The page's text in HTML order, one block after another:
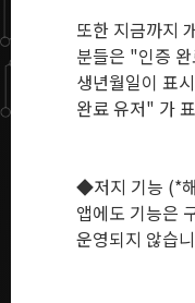
또한 지금까지
분들은 "인증
생년월일이 표
완료 유저" 가
◆저지 기능 (*
앱에도 기능은
운영되지 않습